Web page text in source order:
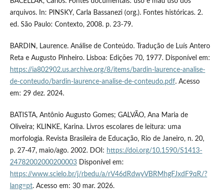
arquivos. In: PINSKY, Carla Bassanezi (org.). Fontes históricas. 2.
ed. São Paulo: Contexto, 2008. p. 23-79.
BARDIN, Laurence. Análise de Conteúdo. Tradução de Luís Antero
Reta e Augusto Pinheiro. Lisboa: Edições 70, 1977. Disponível em:
https://ia802902.us.archive.org/8/items/bardin-laurence-analise-
de-conteudo/bardin-laurence-analise-de-conteudo.pdf. Acesso
em: 29 dez. 2024.
BATISTA, Antônio Augusto Gomes; GALVÃO, Ana Maria de
Oliveira; KLINKE, Karina. Livros escolares de leitura: uma
morfologia. Revista Brasileira de Educação, Rio de Janeiro, n. 20,
p. 27-47, maio/ago. 2002. DOI: https://doi.org/10.1590/S1413-
24782002000200003Disponível em:
https://www.scielo.br/j/rbedu/a/rV46dRdwyVBRMhgFJxdF9qR/?
lang=pt. Acesso em: 30 mar. 2026.